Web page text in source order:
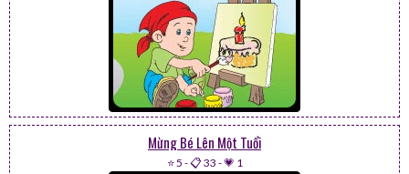
Mừng Bé Lên Một Tuổi
⭐ 5 -📋 33 -💗 1